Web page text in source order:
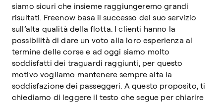
siamo sicuri che insieme raggiungeremo grandi
risultati. Freenow basa il successo del suo servizio
sull’alta qualità della flotta. I clienti hanno la
possibilità di dare un voto alla loro esperienza al
termine delle corse e ad oggi siamo molto
soddisfatti dei traguardi raggiunti, per questo
motivo vogliamo mantenere sempre alta la
soddisfazione dei passeggeri. A questo proposito, ti
chiediamo di leggere il testo che segue per chiarire